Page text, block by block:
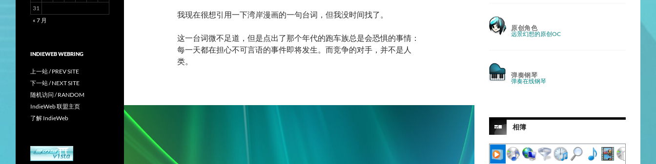
我现在很想引用一下湾岸漫画的一句台词，但我没时间找了。
这一台词微不足道，但是点出了那个年代的跑车族总是会恐惧的事情：
每一天都在担心不可言语的事件即将发生。而竞争的对手，并不是人
类。
原创角色
远景幻想的原创OC
弹奏钢琴
弹奏在线钢琴
相簿
31
« 7 月
INDIEWEB WEBRING
上一站 / PREV SITE
下一站 / NEXT SITE
随机访问 / RANDOM
IndieWeb 联盟主页
了解 IndieWeb